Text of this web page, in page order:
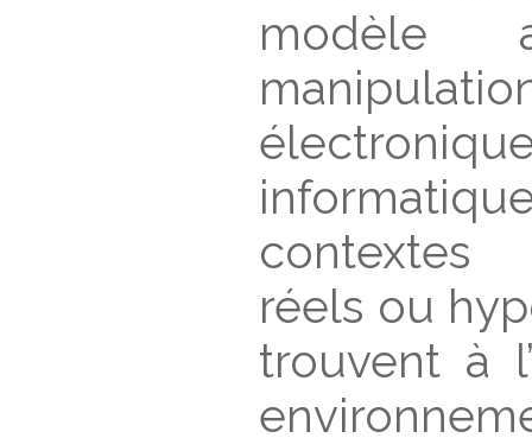
modèle
contextes
réels ou
trouvent à